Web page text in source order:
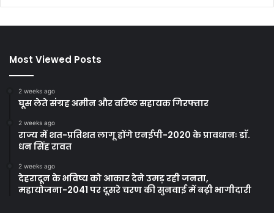
Most Viewed Posts
2 weeks ago
घूस लेते संग्रह अमीन और वरिष्ठ सहायक गिरफ्तार
2 weeks ago
राज्य में शत-प्रतिशत लागू होंगे एनईपी-2020 के प्रावधानः डाॅ.
धन सिंह रावत
2 weeks ago
देहरादून के भविष्य को आकार देने उमड़ रही जनता,
महायोजना-2041 पर दूसरे चरण की सुनवाई में बढ़ी भागीदारी